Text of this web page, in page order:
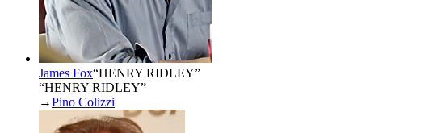
James Fox“HENRY RIDLEY”
“HENRY RIDLEY”
→Pino Colizzi